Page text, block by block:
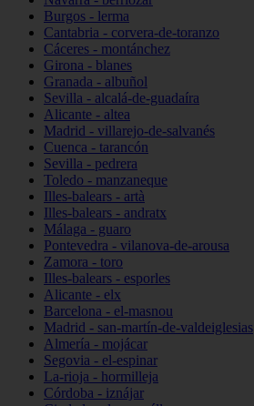
Burgos - lerma
Cantabria - corvera-de-toranzo
Cáceres - montánchez
Girona - blanes
Granada - albuñol
Sevilla - alcalá-de-guadaíra
Alicante - altea
Madrid - villarejo-de-salvanés
Cuenca - tarancón
Sevilla - pedrera
Toledo - manzaneque
Illes-balears - artà
Illes-balears - andratx
Málaga - guaro
Pontevedra - vilanova-de-arousa
Zamora - toro
Illes-balears - esporles
Alicante - elx
Barcelona - el-masnou
Madrid - san-martín-de-valdeiglesias
Almería - mojácar
Segovia - el-espinar
La-rioja - hormilleja
Córdoba - iznájar